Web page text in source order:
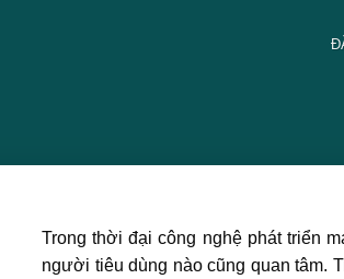
Trong thời đại công nghệ phát triển
người tiêu dùng nào cũng quan tâm.